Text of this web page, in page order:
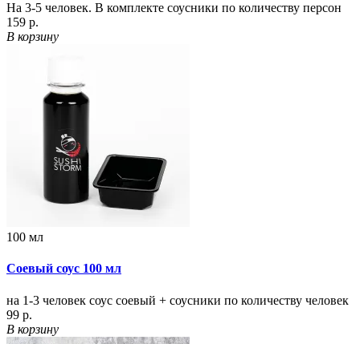
На 3-5 человек. В комплекте соусники по количеству персон
159 р.
В корзину
100 мл
Соевый соус 100 мл
на 1-3 человек соус соевый + соусники по количеству человек
99 р.
В корзину